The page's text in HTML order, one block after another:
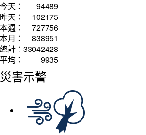
今天：
94489
昨天：
102175
本週：
727756
本月：
838951
總計： 33042428
平均：
9935
災害示警